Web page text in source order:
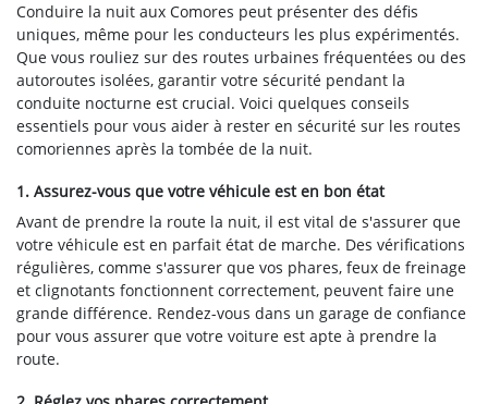
Conduire la nuit aux Comores peut présenter des défis
uniques, même pour les conducteurs les plus expérimentés.
Que vous rouliez sur des routes urbaines fréquentées ou des
autoroutes isolées, garantir votre sécurité pendant la
conduite nocturne est crucial. Voici quelques conseils
essentiels pour vous aider à rester en sécurité sur les routes
comoriennes après la tombée de la nuit.
1. Assurez-vous que votre véhicule est en bon état
Avant de prendre la route la nuit, il est vital de s'assurer que
votre véhicule est en parfait état de marche. Des vérifications
régulières, comme s'assurer que vos phares, feux de freinage
et clignotants fonctionnent correctement, peuvent faire une
grande différence. Rendez-vous dans un garage de confiance
pour vous assurer que votre voiture est apte à prendre la
route.